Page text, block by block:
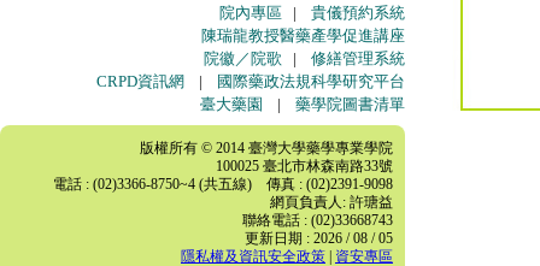
院內專區 | 貴儀預約系統
陳瑞龍教授醫藥產學促進講座
院徽／院歌 | 修繕管理系統
CRPD資訊網 |
國際藥政法規科學研究平台
臺大藥園
| 藥學院圖書清單
版權所有 © 2014 臺灣大學藥學專業學院
100025 臺北市林森南路33號
電話 : (02)3366-8750~4 (共五線) 傳真 : (02)2391-9098
網頁負責人: 許瑭益
聯絡電話 : (02)33668743
更新日期 : 2026 / 08 / 05
隱私權及資訊安全政策
資安專區